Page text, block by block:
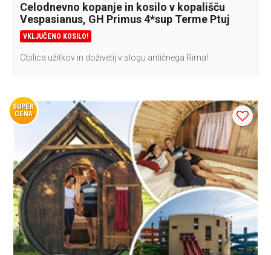
Celodnevno kopanje in kosilo v kopališču
Vespasianus, GH Primus 4*sup Terme Ptuj
VKLJUČENO KOSILO!
Obilica užitkov in doživetij v slogu antičnega Rima!
SUPER
CENA